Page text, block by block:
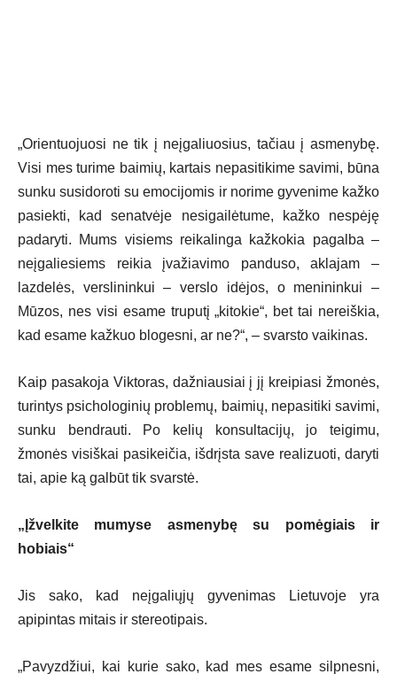
„Orientuojuosi ne tik į neįgaliuosius, tačiau į asmenybę.
Visi mes turime baimių, kartais nepasitikime savimi, būna
sunku susidoroti su emocijomis ir norime gyvenime kažko
pasiekti, kad senatvėje nesigailėtume, kažko nespėję
padaryti. Mums visiems reikalinga kažkokia pagalba –
neįgaliesiems reikia įvažiavimo panduso, aklajam –
lazdelės, verslininkui – verslo idėjos, o menininkui –
Mūzos, nes visi esame truputį „kitokie“, bet tai nereiškia,
kad esame kažkuo blogesni, ar ne?“, – svarsto vaikinas.
Kaip pasakoja Viktoras, dažniausiai į jį kreipiasi žmonės,
turintys psichologinių problemų, baimių, nepasitiki savimi,
sunku bendrauti. Po kelių konsultacijų, jo teigimu,
žmonės visiškai pasikeičia, išdrįsta save realizuoti, daryti
tai, apie ką galbūt tik svarstė.
„Įžvelkite mumyse asmenybę su pomėgiais ir
hobiais“
Jis sako, kad neįgaliųjų gyvenimas Lietuvoje yra
apipintas mitais ir stereotipais.
„Pavyzdžiui, kai kurie sako, kad mes esame silpnesni,